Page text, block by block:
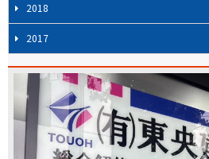
2018
2017